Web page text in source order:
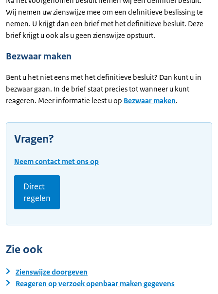
Wij nemen uw zienswijze mee om een definitieve beslissing te
nemen. U krijgt dan een brief met het definitieve besluit. Deze
brief krijgt u ook als u geen zienswijze opstuurt.
Bezwaar maken
Bent u het niet eens met het definitieve besluit? Dan kunt u in
bezwaar gaan. In de brief staat precies tot wanneer u kunt
reageren. Meer informatie leest u op Bezwaar maken.
Vragen?
Neem contact met ons op
Direct
regelen
Zie ook
Zienswijze doorgeven
Reageren op verzoek openbaar maken gegevens